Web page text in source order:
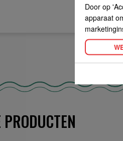
Door op
apparaat